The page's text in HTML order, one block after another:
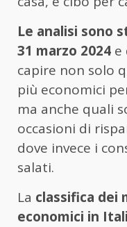
Le analisi sono
31 marzo 2024 e
capire non solo
più economici
ma anche quali
occasioni di
dove invece i
salati.
La classifica dei
economici in